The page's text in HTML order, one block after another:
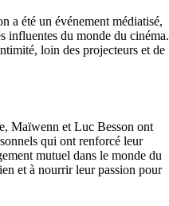
a été un événement médiatisé,
influentes du monde du cinéma.
loin des projecteurs et de
Maïwenn et Luc Besson ont
qui ont renforcé leur
mutuel dans le monde du
et à nourrir leur passion pour